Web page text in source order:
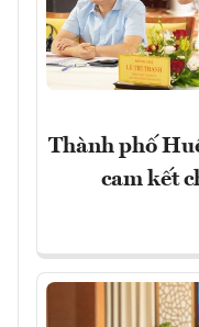
Thành phố
cam kết